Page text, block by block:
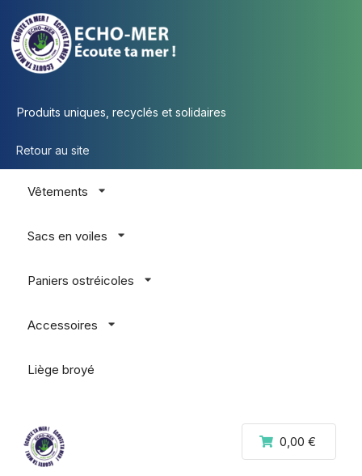
Produits uniques, recyclés et solidaires
Retour au site
Vêtements
Sacs en voiles
Paniers ostréicoles
Accessoires
Liège broyé
0,00 €